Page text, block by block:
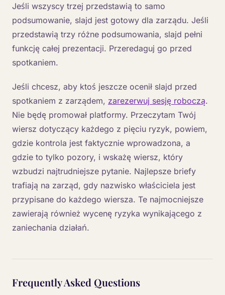
Jeśli wszyscy trzej przedstawią to samo
podsumowanie, slajd jest gotowy dla zarządu. Jeśli
przedstawią trzy różne podsumowania, slajd pełni
funkcję całej prezentacji. Przeredaguj go przed
spotkaniem.
Jeśli chcesz, aby ktoś jeszcze ocenił slajd przed
spotkaniem z zarządem, zarezerwuj sesję roboczą.
Nie będę promował platformy. Przeczytam Twój
wiersz dotyczący każdego z pięciu ryzyk, powiem,
gdzie kontrola jest faktycznie wprowadzona, a
gdzie to tylko pozory, i wskażę wiersz, który
wzbudzi najtrudniejsze pytanie. Najlepsze briefy
trafiają na zarząd, gdy nazwisko właściciela jest
przypisane do każdego wiersza. Te najmocniejsze
zawierają również wycenę ryzyka wynikającego z
zaniechania działań.
Frequently Asked Questions